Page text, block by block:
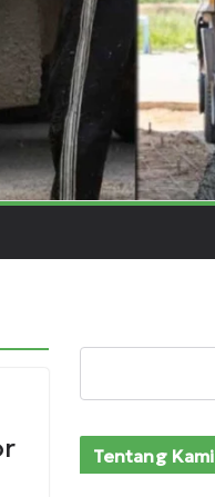
Tentang Kami